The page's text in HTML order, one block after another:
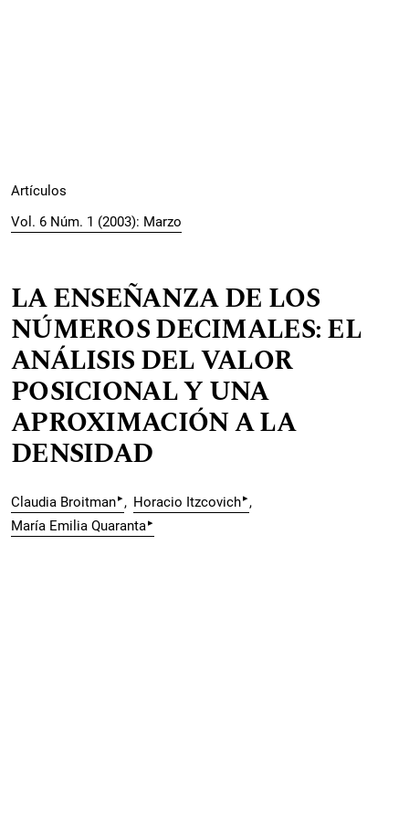
Artículos
Vol. 6 Núm. 1 (2003): Marzo
LA ENSEÑANZA DE LOS
NÚMEROS DECIMALES: EL
ANÁLISIS DEL VALOR
POSICIONAL Y UNA
APROXIMACIÓN A LA
DENSIDAD
Claudia Broitman▸ Horacio Itzcovich▸
María Emilia Quaranta▸